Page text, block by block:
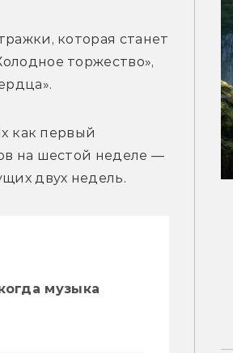
которая станет
торжество»,
как первый
на шестой неделе —
двух недель.
музыка